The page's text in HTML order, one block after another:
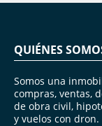
QUIÉNES
Somos una
compras, ventas,
de obra civil,
y vuelos con dron.